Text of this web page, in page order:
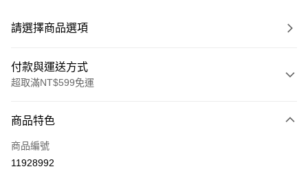
請選擇商品選項
付款與運送方式
超取滿NT$599免運
信用卡一次付款
超商取貨付款
商品特色
商品編號
11928992